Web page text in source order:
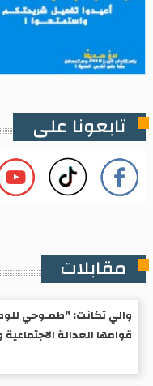
تابعونا على
مقابلات
والي تكانت: "طمـوحي
قوامها العدالة الاجتماعية